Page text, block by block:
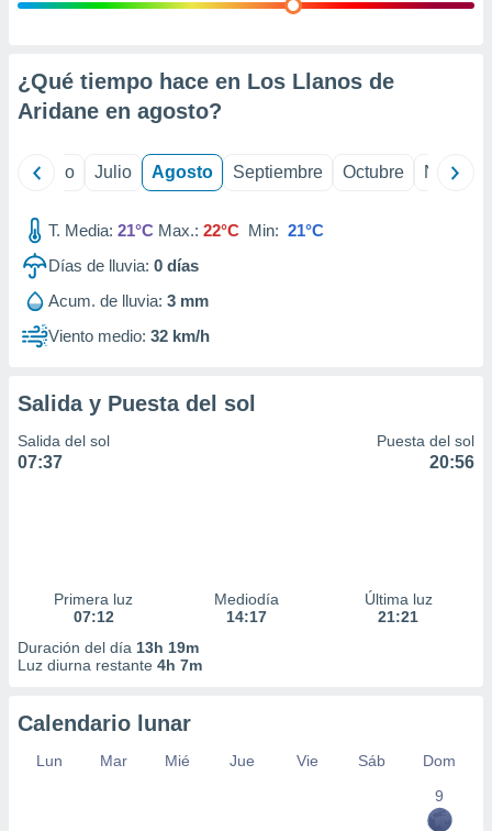
e
mediante
de
1199
¿Qué tiempo hace en Los Llanos de
Aridane en agosto?
Junio Julio Agosto Septiembre Octubre
T. Media: 21°C Max.: 22°C Min: 21°C
Días de lluvia: 0 días
Acum. de lluvia: 3 mm
Viento medio: 32 km/h
Salida y Puesta del sol
Salida del sol
07:37
Puesta del sol
20:56
Primera luz
07:12
Mediodía
14:17
Última luz
21:21
Duración del día 13h 19m
Luz diurna restante 4h 7m
Calendario lunar
Lun Mar Mié Jue Vie Sáb
Dom
9